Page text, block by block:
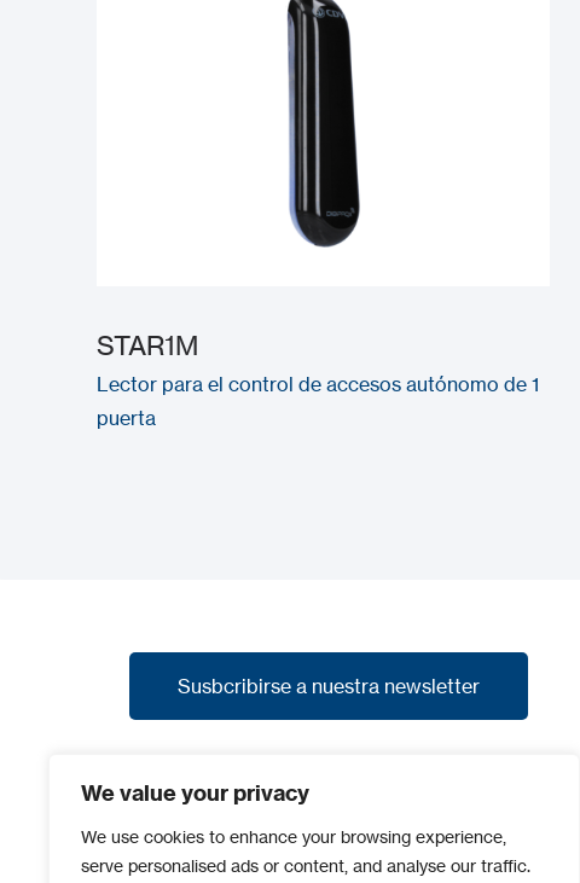
We value your privacy
We use cookies to enhance your browsing experience,
serve personalised ads or content, and analyse our traffic.
STAR1M
Lector para el control de accesos autónomo de 1
puerta
Susbcribirse a nuestra newsletter
últimas noticias, promociones y avances de
nuevos productos.